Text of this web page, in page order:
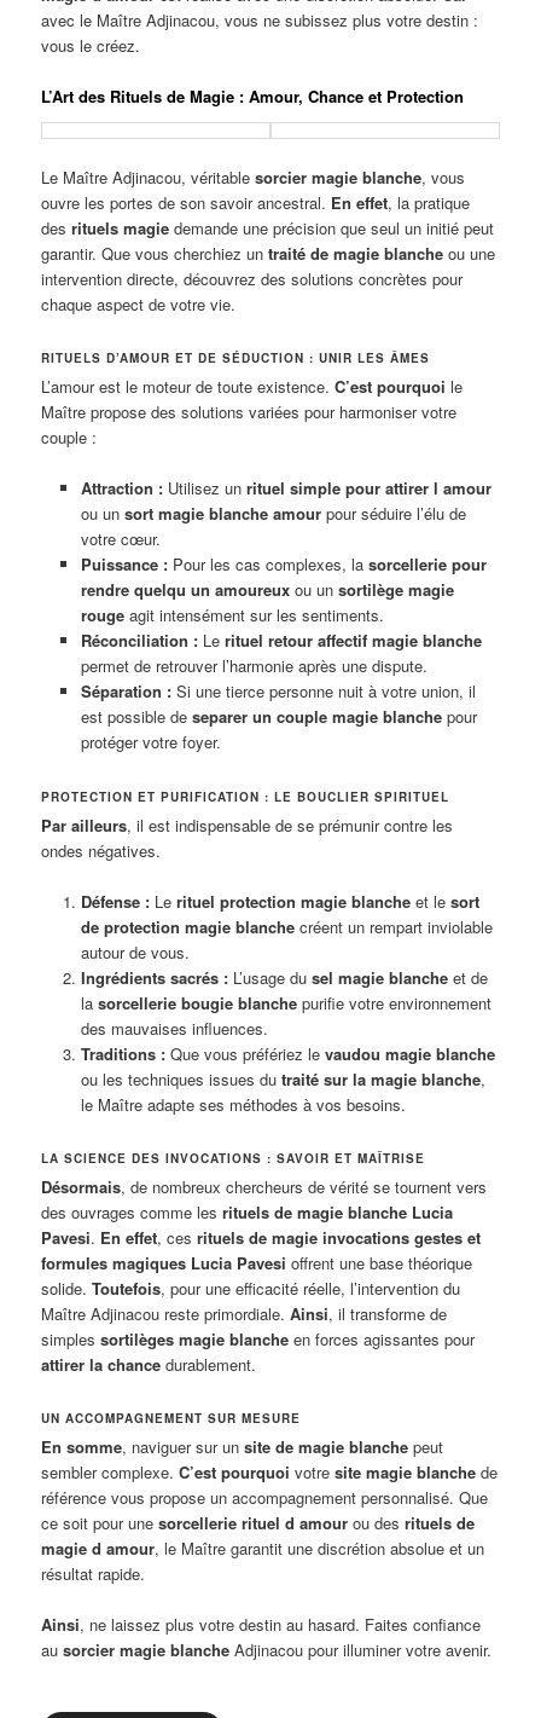
avec le Maître Adjinacou, vous ne subissez plus votre destin :
vous le créez.
L’Art des Rituels de Magie : Amour, Chance et Protection
Le Maître Adjinacou, véritablesorcier magie blanche, vous
ouvre les portes de son savoir ancestral. En effet, la pratique
desrituels magie demande une précision que seul un initié peut
garantir. Que vous cherchiez untraité de magie blanche ou une
intervention directe, découvrez des solutions concrètes pour
chaque aspect de votre vie.
RITUELS D’AMOUR ET DE SÉDUCTION : UNIR LES ÂMES
L’amour est le moteur de toute existence.C’est pourquoi le
Maître propose des solutions variées pour harmoniser votre
couple :
Attraction :Utilisez un rituel simple pour attirer l amour
ou un sort magie blanche amourpour séduire l’élu de
votre cœur.
Puissance :Pour les cas complexes, la sorcellerie pour
rendre quelqu un amoureuxou un sortilège magie
rougeagit intensément sur les sentiments.
Réconciliation :Le rituel retour affectif magie blanche
permet de retrouver l’harmonie après une dispute.
Séparation :Si une tierce personne nuit à votre union, il
est possible de separer un couple magie blanchepour
protéger votre foyer.
PROTECTION ET PURIFICATION : LE BOUCLIER SPIRITUEL
Par ailleurs, il est indispensable de se prémunir contre les
ondes négatives.
Défense :Le rituel protection magie blancheet le sort
de protection magie blanchecréent un rempart inviolable
autour de vous.
Ingrédients sacrés :L’usage du sel magie blancheet de
la sorcellerie bougie blanchepurifie votre environnement
des mauvaises influences.
Traditions :Que vous préfériez le vaudou magie blanche
ou les techniques issues du traité sur la magie blanche,
le Maître adapte ses méthodes à vos besoins.
LA SCIENCE DES INVOCATIONS : SAVOIR ET MAÎTRISE
Désormais, de nombreux chercheurs de vérité se tournent vers
des ouvrages comme lesrituels de magie blanche Lucia
Pavesi. En effet, cesrituels de magie invocations gestes et
formules magiques Lucia Pavesi offrent une base théorique
solide.Toutefois, pour une efficacité réelle, l’intervention du
Maître Adjinacou reste primordiale.Ainsi, il transforme de
simplessortilèges magie blanche en forces agissantes pour
attirer la chance durablement.
UN ACCOMPAGNEMENT SUR MESURE
En somme, naviguer sur unsite de magie blanche peut
sembler complexe.C’est pourquoi votresite magie blanche de
référence vous propose un accompagnement personnalisé. Que
ce soit pour unesorcellerie rituel d amour ou desrituels de
magie d amour, le Maître garantit une discrétion absolue et un
résultat rapide.
Ainsi, ne laissez plus votre destin au hasard. Faites confiance
ausorcier magie blanche Adjinacou pour illuminer votre avenir.